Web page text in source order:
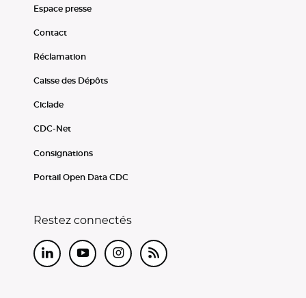
Espace presse
Contact
Réclamation
Caisse des Dépôts
Ciclade
CDC-Net
Consignations
Portail Open Data CDC
Restez connectés
LinkedInYoutubeInstagram
RSS